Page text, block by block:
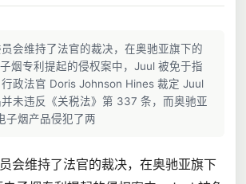
会维持了法官的裁决，在奥驰亚旗下的
烟专利提起的侵权案中，Juul 被免于指
政法官 Doris Johnson Hines 裁定 Juul
未违反《关税法》第 337 条，而奥驰亚
子烟产品侵犯了两
会维持了法官的裁决，在奥驰亚旗下